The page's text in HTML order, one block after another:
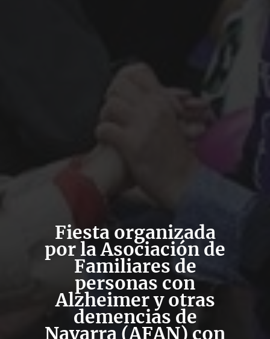
Fiesta organizada
por la Asociación de
Familiares de
personas con
Alzheimer y otras
demencias de
Navarra (AFAN) con